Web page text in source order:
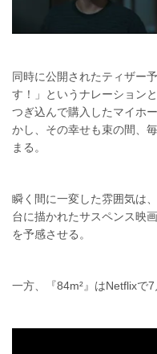
同時に公開されたティザー
す！」というナレーション
つぎ込んで購入したマイホ
かし、その幸せも束の間、
まる。
瞬く間に一変した雰囲気は
台に描かれたサスペンス映
を予感させる。
一方、『84m²』はNetflixで7